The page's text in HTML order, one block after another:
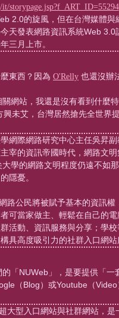
storypage.jsp?f_ART_ID=55294
2.0的旋風，但在台灣媒體
天發表網路資訊系統Web
三月上市。
東西？因為 O'Relly 也還沒辦
網站，我還是沒有看到什麼
未艾，台灣居然搶先全世界
網際網路研究中心主任吳昇
宰的資訊帝國時代，網路文
學的網路文明程度仍遠不如
隱憂。
路公民將被賦予基本的資訊
可當家做主、輕鬆在自己的
活動、資訊服務與分享；學
具高度吸引力的社群入口網站
「NUWeb」，是要提供 「
（Blog）或Youtube（Video
大型入口網站與社群網站，